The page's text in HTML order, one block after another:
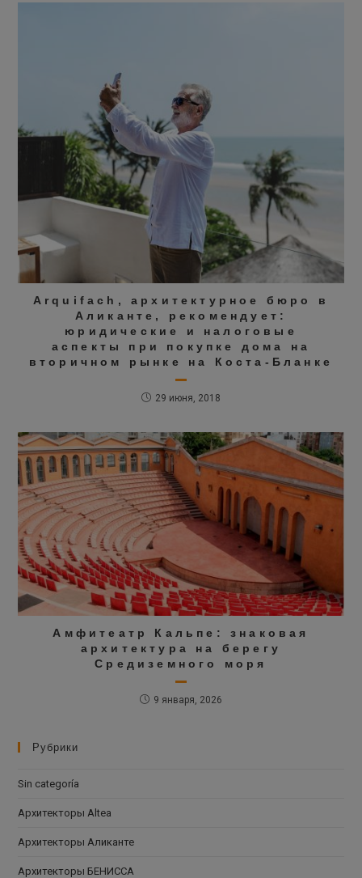
Arquifach, архитектурное бюро в
Аликанте, рекомендует:
юридические и налоговые
аспекты при покупке дома на
вторичном рынке на Коста-Бланке
29 июня, 2018
Амфитеатр Кальпе: знаковая
архитектура на берегу
Средиземного моря
9 января, 2026
Рубрики
Sin categoría
Архитекторы Altea
Архитекторы Аликанте
Архитекторы БЕНИССА